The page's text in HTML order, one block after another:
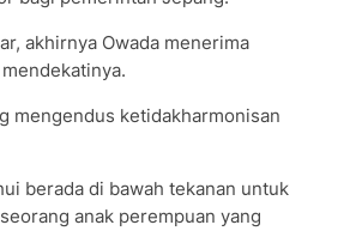
akhirnya Owada menerima
mengendus ketidakharmonisan
berada di bawah tekanan untuk
anak perempuan yang